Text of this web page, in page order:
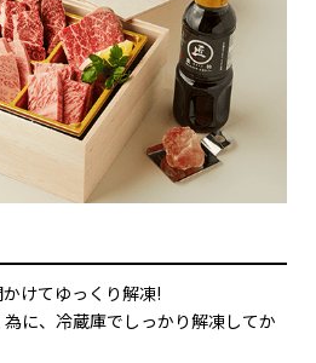
けてゆっくり解凍!
に、冷蔵庫でしっかり解凍してか